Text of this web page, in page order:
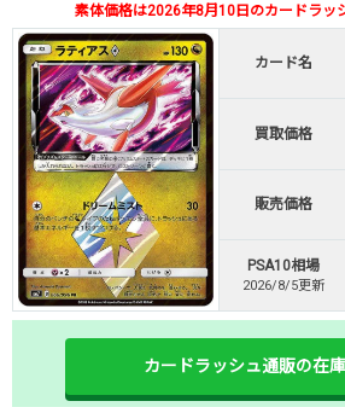
オリくじ
・新規登録で無料100連で
・初回購入は500coinが50円
TVCM記念！激熱
オリくじ公式
・リリース1周年イベント
・新規登録で最大90%OFF
初回登録で4種
TORAオリパ公
素体価格は2026年8月10日のカードラッ
カード名
買取価格
販売価格
PSA10相場
2026/8/5更新
カードラッシュ通販の在